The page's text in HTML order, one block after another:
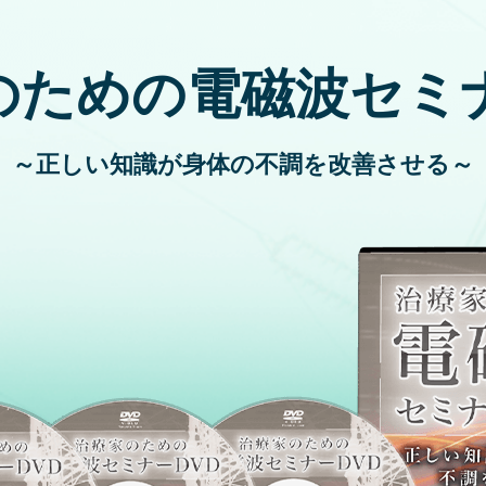
ための電磁波セミ
～正しい知識が身体の不調を改善させる～